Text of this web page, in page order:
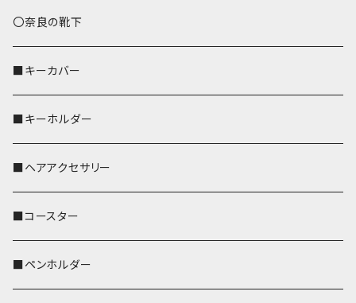
トートバッグ（L）
バッグインバッグ
ハシビロコウ
オカメインコ
歌うオカメちゃん
おかめ３兄弟
セキセイインコ
文鳥
鹿
ペンギン
〇奈良の靴下
■キーカバー
■キーホルダー
■ヘアアクセサリー
■コースター
■ペンホルダー